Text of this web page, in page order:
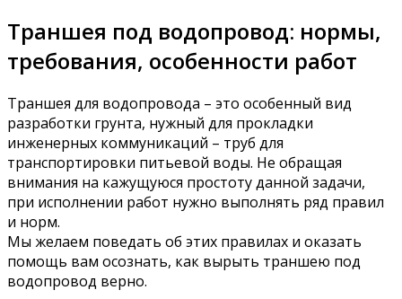
Траншея под водопровод: нормы,
требования, особенности работ
Траншея для водопровода – это особенный вид
разработки грунта, нужный для прокладки
инженерных коммуникаций – труб для
транспортировки питьевой воды. Не обращая
внимания на кажущуюся простоту данной задачи,
при исполнении работ нужно выполнять ряд правил
и норм.
Мы желаем поведать об этих правилах и оказать
помощь вам осознать, как вырыть траншею под
водопровод верно.